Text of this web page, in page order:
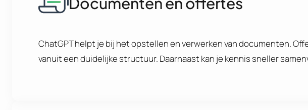
ChatGPT helpt je bij het opstellen en verwerken van documenten.
vanuit een duidelijke structuur. Daarnaast kan je kennis sneller